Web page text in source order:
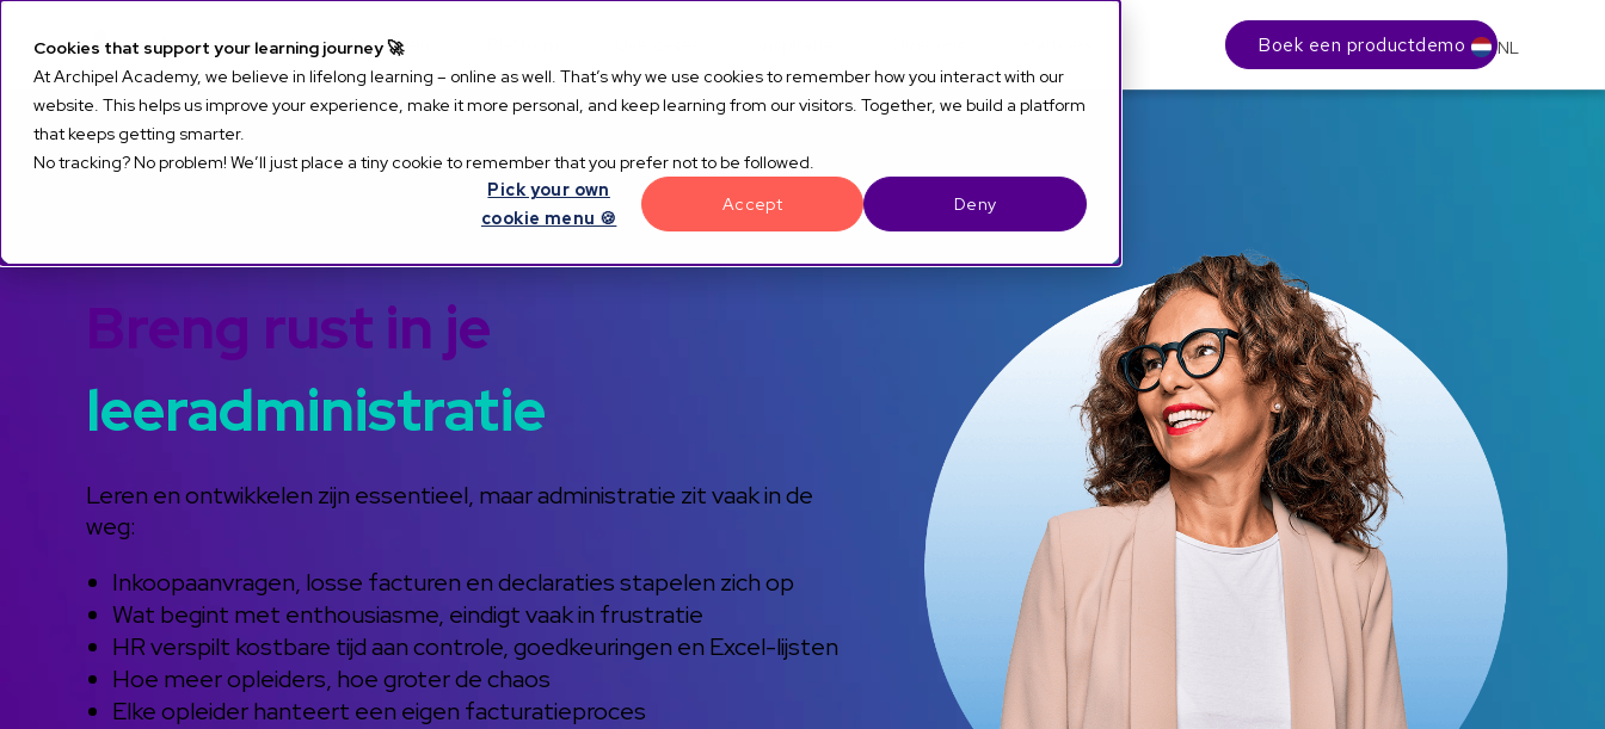
Cookies that support your learning journey 🚀
At Archipel Academy, we believe in lifelong learning – online as well. That’s why we use cookies to remember how you interact with our
website. This helps us improve your experience, make it more personal, and keep learning from our visitors. Together, we build a platform
that keeps getting smarter.
No tracking? No problem! We’ll just place a tiny cookie to remember that you prefer not to be followed.
Pick your own
cookie menu 🍪
Accept Deny
Leeroplossingen Boek een productdemo NL
Laat administratie leren niet vertragen
Breng rust in je
leeradministratie
Leren en ontwikkelen zijn essentieel, maar administratie zit vaak in de
weg:
Inkoopaanvragen, losse facturen en declaraties stapelen zich op
Wat begint met enthousiasme, eindigt vaak in frustratie
HR verspilt kostbare tijd aan controle, goedkeuringen en Excel-lijsten
Hoe meer opleiders, hoe groter de chaos
Elke opleider hanteert een eigen facturatieproces